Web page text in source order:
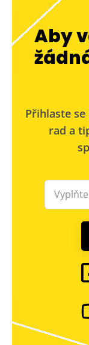
Aby
Přihlaste
rad a